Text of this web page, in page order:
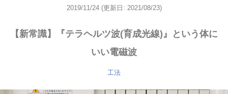
2019/11/24 (更新日: 2021/08/23)
【新常識】『テラヘルツ波(育成光線)』という体に
いい電磁波
工法